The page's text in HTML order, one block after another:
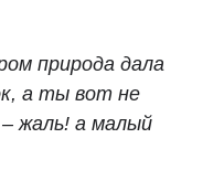
природа дала
а ты вот не
– жаль! а малый